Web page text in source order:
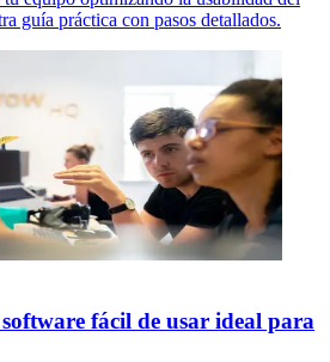
guía práctica con pasos detallados.
fácil de usar ideal para